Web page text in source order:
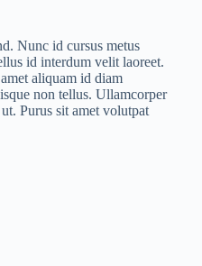
Nunc id cursus metus
id interdum velit laoreet.
aliquam id diam
non tellus. Ullamcorper
Purus sit amet volutpat